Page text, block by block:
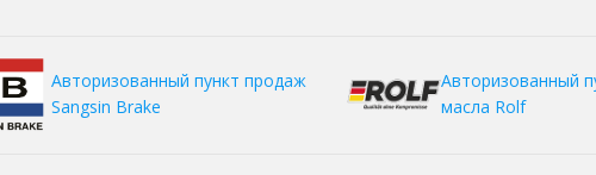
Авторизованный пункт продаж
Sangsin Brake
Авторизованный
масла Rolf